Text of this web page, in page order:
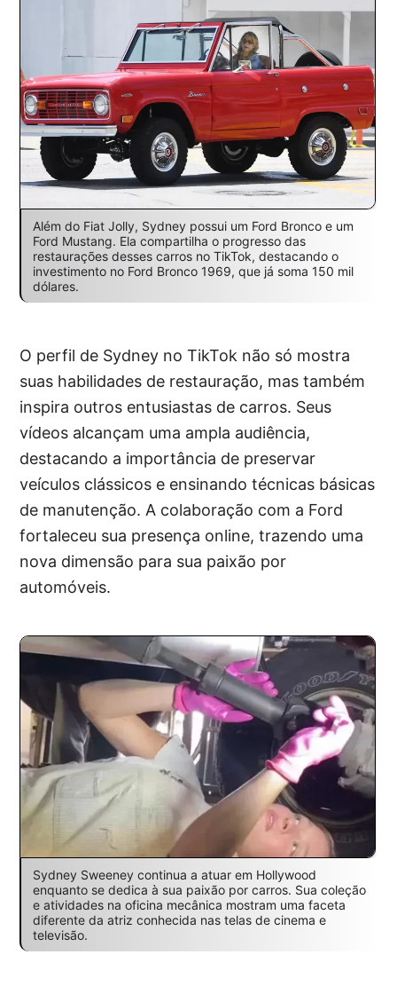
Além do Fiat Jolly, Sydney possui um Ford Bronco e um
Ford Mustang. Ela compartilha o progresso das
restaurações desses carros no TikTok, destacando o
investimento no Ford Bronco 1969, que já soma 150 mil
dólares.
O perfil de Sydney no TikTok não só mostra
suas habilidades de restauração, mas também
inspira outros entusiastas de carros. Seus
vídeos alcançam uma ampla audiência,
destacando a importância de preservar
veículos clássicos e ensinando técnicas básicas
de manutenção. A colaboração com a Ford
fortaleceu sua presença online, trazendo uma
nova dimensão para sua paixão por
automóveis.
Sydney Sweeney continua a atuar em Hollywood
enquanto se dedica à sua paixão por carros. Sua coleção
e atividades na oficina mecânica mostram uma faceta
diferente da atriz conhecida nas telas de cinema e
televisão.